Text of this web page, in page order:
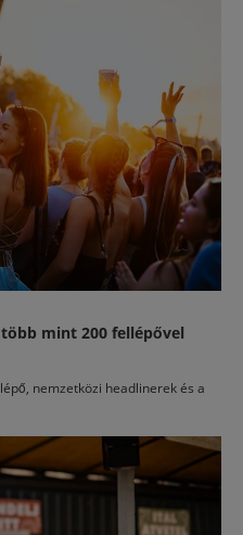
mint 200 fellépővel
nemzetközi headlinerek és a